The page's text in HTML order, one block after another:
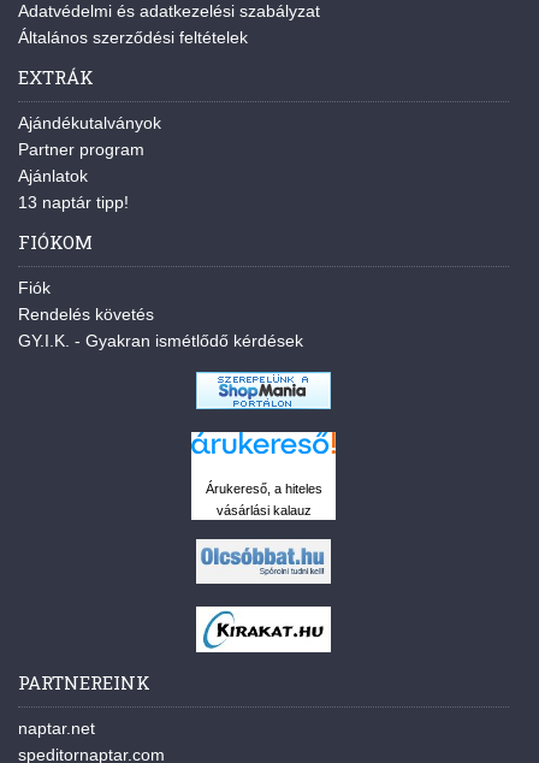
Adatvédelmi és adatkezelési szabályzat
Általános szerződési feltételek
EXTRÁK
Ajándékutalványok
Partner program
Ajánlatok
13 naptár tipp!
FIÓKOM
Fiók
Rendelés követés
GY.I.K. - Gyakran ismétlődő kérdések
Árukereső, a hiteles
vásárlási kalauz
PARTNEREINK
naptar.net
speditornaptar.com